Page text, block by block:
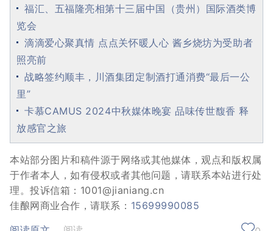
福汇、五福隆亮相第十三届中国（贵州）国际酒类博
览会
滴滴爱心聚真情 点点关怀暖人心 酱乡烧坊为受助者
照亮前
战略签约顺丰，川酒集团定制酒打通消费“最后一公
里”
卡慕CAMUS 2024中秋媒体晚宴 品味传世馥香 释
放感官之旅
本站部分图片和稿件源于网络或其他媒体，观点和版权属
于作者本人，如有侵权或者其他问题，请联系本站进行处
理。投诉信箱：1001@jianiang.cn
佳酿网商业合作，请联系： 15699990085